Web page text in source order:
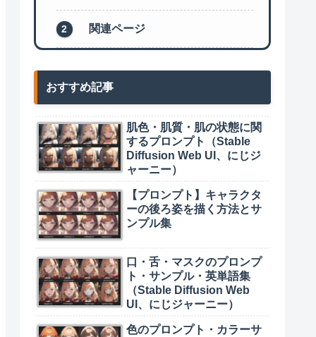
関連ページ
おすすめ記事
肌色・肌質・肌の状態に関
するプロンプト（Stable
Diffusion Web UI、にじジ
ャーニー）
【プロンプト】キャラクタ
ーの後ろ姿を描く方法とサ
ンプル集
口・舌・マスクのプロンプ
ト・サンプル・英単語集
（Stable Diffusion Web
UI、にじジャーニー）
色のプロンプト・カラーサ